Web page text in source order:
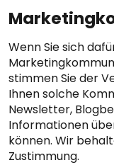
Wenn Sie sich
stimmen Sie der
Ihnen solche
Newsletter,
Informationen
können. Wir
Zustimmung.